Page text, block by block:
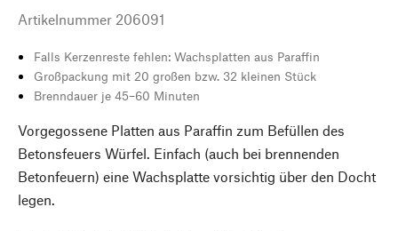
Artikelnummer 206091
Falls Kerzenreste fehlen: Wachsplatten aus Paraffin
Großpackung mit 20 großen bzw. 32 kleinen Stück
Brenndauer je 45–60 Minuten
Vorgegossene Platten aus Paraffin zum Befüllen des
Betonsfeuers Würfel. Einfach (auch bei brennenden
Betonfeuern) eine Wachsplatte vorsichtig über den Docht
legen.